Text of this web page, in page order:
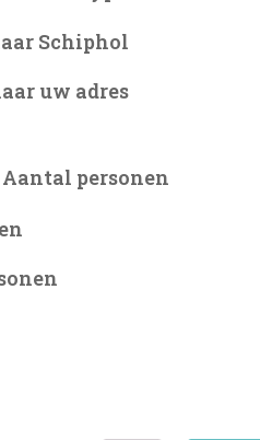
Schiphol
uw adres
Aantal personen